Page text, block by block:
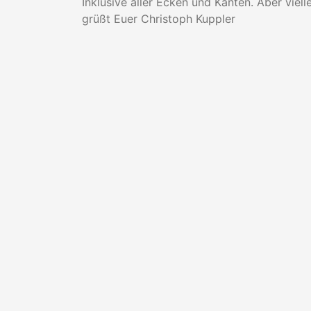
grüßt Euer Christoph Kuppler